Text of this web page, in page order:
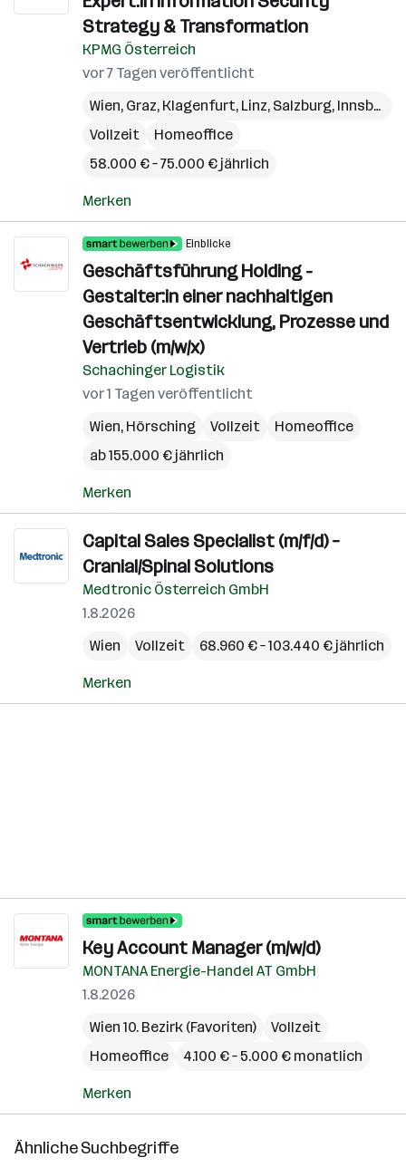
Strategy & Transformation
KPMG Österreich
vor 7 Tagen veröffentlicht
Wien, Graz, Klagenfurt, Linz, Salzburg, Innsbruck
Vollzeit
Homeoffice
58.000 € – 75.000 € jährlich
Merken
Einblicke
Geschäftsführung Holding -
Gestalter:in einer nachhaltigen
Geschäftsentwicklung, Prozesse und
Vertrieb (m/w/x)
Schachinger Logistik
vor 1 Tagen veröffentlicht
Wien, Hörsching Vollzeit
Homeoffice
ab 155.000 € jährlich
Merken
Capital Sales Specialist (m/f/d) –
Cranial/Spinal Solutions
Medtronic Österreich GmbH
1.8.2026
Wien
Vollzeit 68.960 € – 103.440 € jährlich
Merken
Key Account Manager (m/w/d)
MONTANA Energie-Handel AT GmbH
1.8.2026
Wien 10. Bezirk (Favoriten)
Vollzeit
Homeoffice
4.100 € – 5.000 € monatlich
Merken
Ähnliche Suchbegriffe